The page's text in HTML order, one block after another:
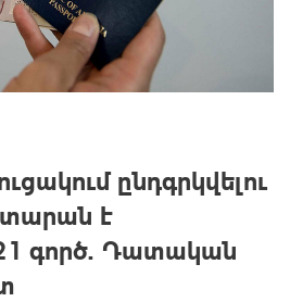
ընդգրկվելու
է
գործ. Դատական